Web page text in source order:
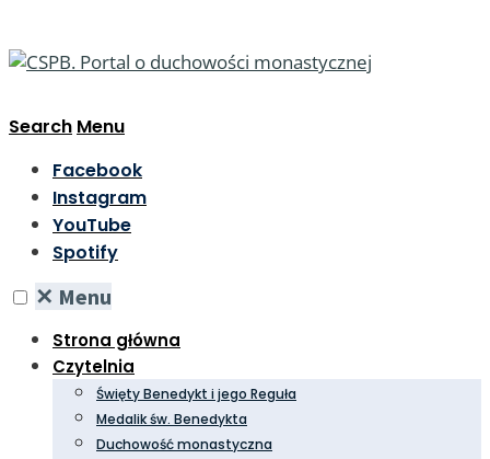
Search Menu
Facebook
Instagram
YouTube
Spotify
✕ Menu
Strona główna
Czytelnia
Święty Benedykt i jego Reguła
Medalik św. Benedykta
Duchowość monastyczna